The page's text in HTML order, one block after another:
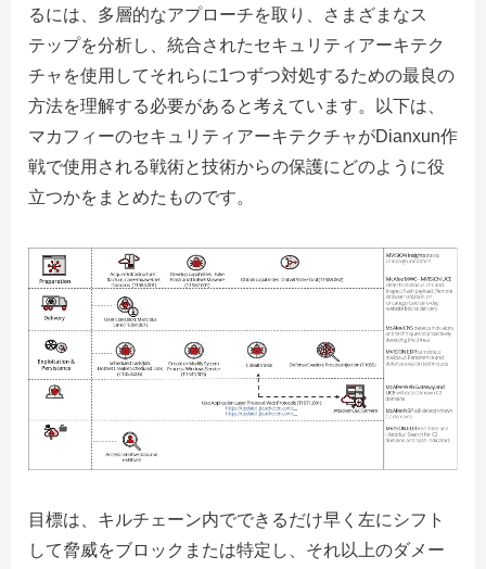
るには、多層的なアプローチを取り、さまざまなス
テップを分析し、統合されたセキュリティアーキテク
チャを使用してそれらに1つずつ対処するための最良の
方法を理解する必要があると考えています。以下は、
マカフィーのセキュリティアーキテクチャがDianxun作
戦で使用される戦術と技術からの保護にどのように役
立つかをまとめたものです。
目標は、キルチェーン内でできるだけ早く左にシフト
して脅威をブロックまたは特定し、それ以上のダメー